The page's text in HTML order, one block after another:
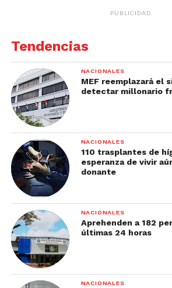
PUBLICIDAD
Tendencias
NACIONALES
MEF reemplazará el
detectar millonario
NACIONALES
110 trasplantes de
esperanza de vivir
donante
NACIONALES
Aprehenden a 182
últimas 24 horas
NACIONALES